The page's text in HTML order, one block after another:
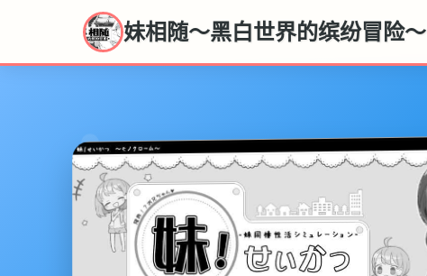
妹相随～黑白世界的缤纷冒险～